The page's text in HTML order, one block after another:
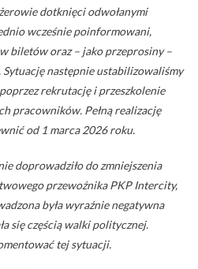
dotknięci odwołanymi
wcześnie poinformowani,
biletów oraz – jako przeprosiny –
następnie ustabilizowaliśmy
rekrutację i przeszkolenie
pracowników. Pełną realizację
od 1 marca 2026 roku.
doprowadziło do zmniejszenia
przewoźnika PKP Intercity,
była wyraźnie negatywna
się częścią walki politycznej.
tej sytuacji.